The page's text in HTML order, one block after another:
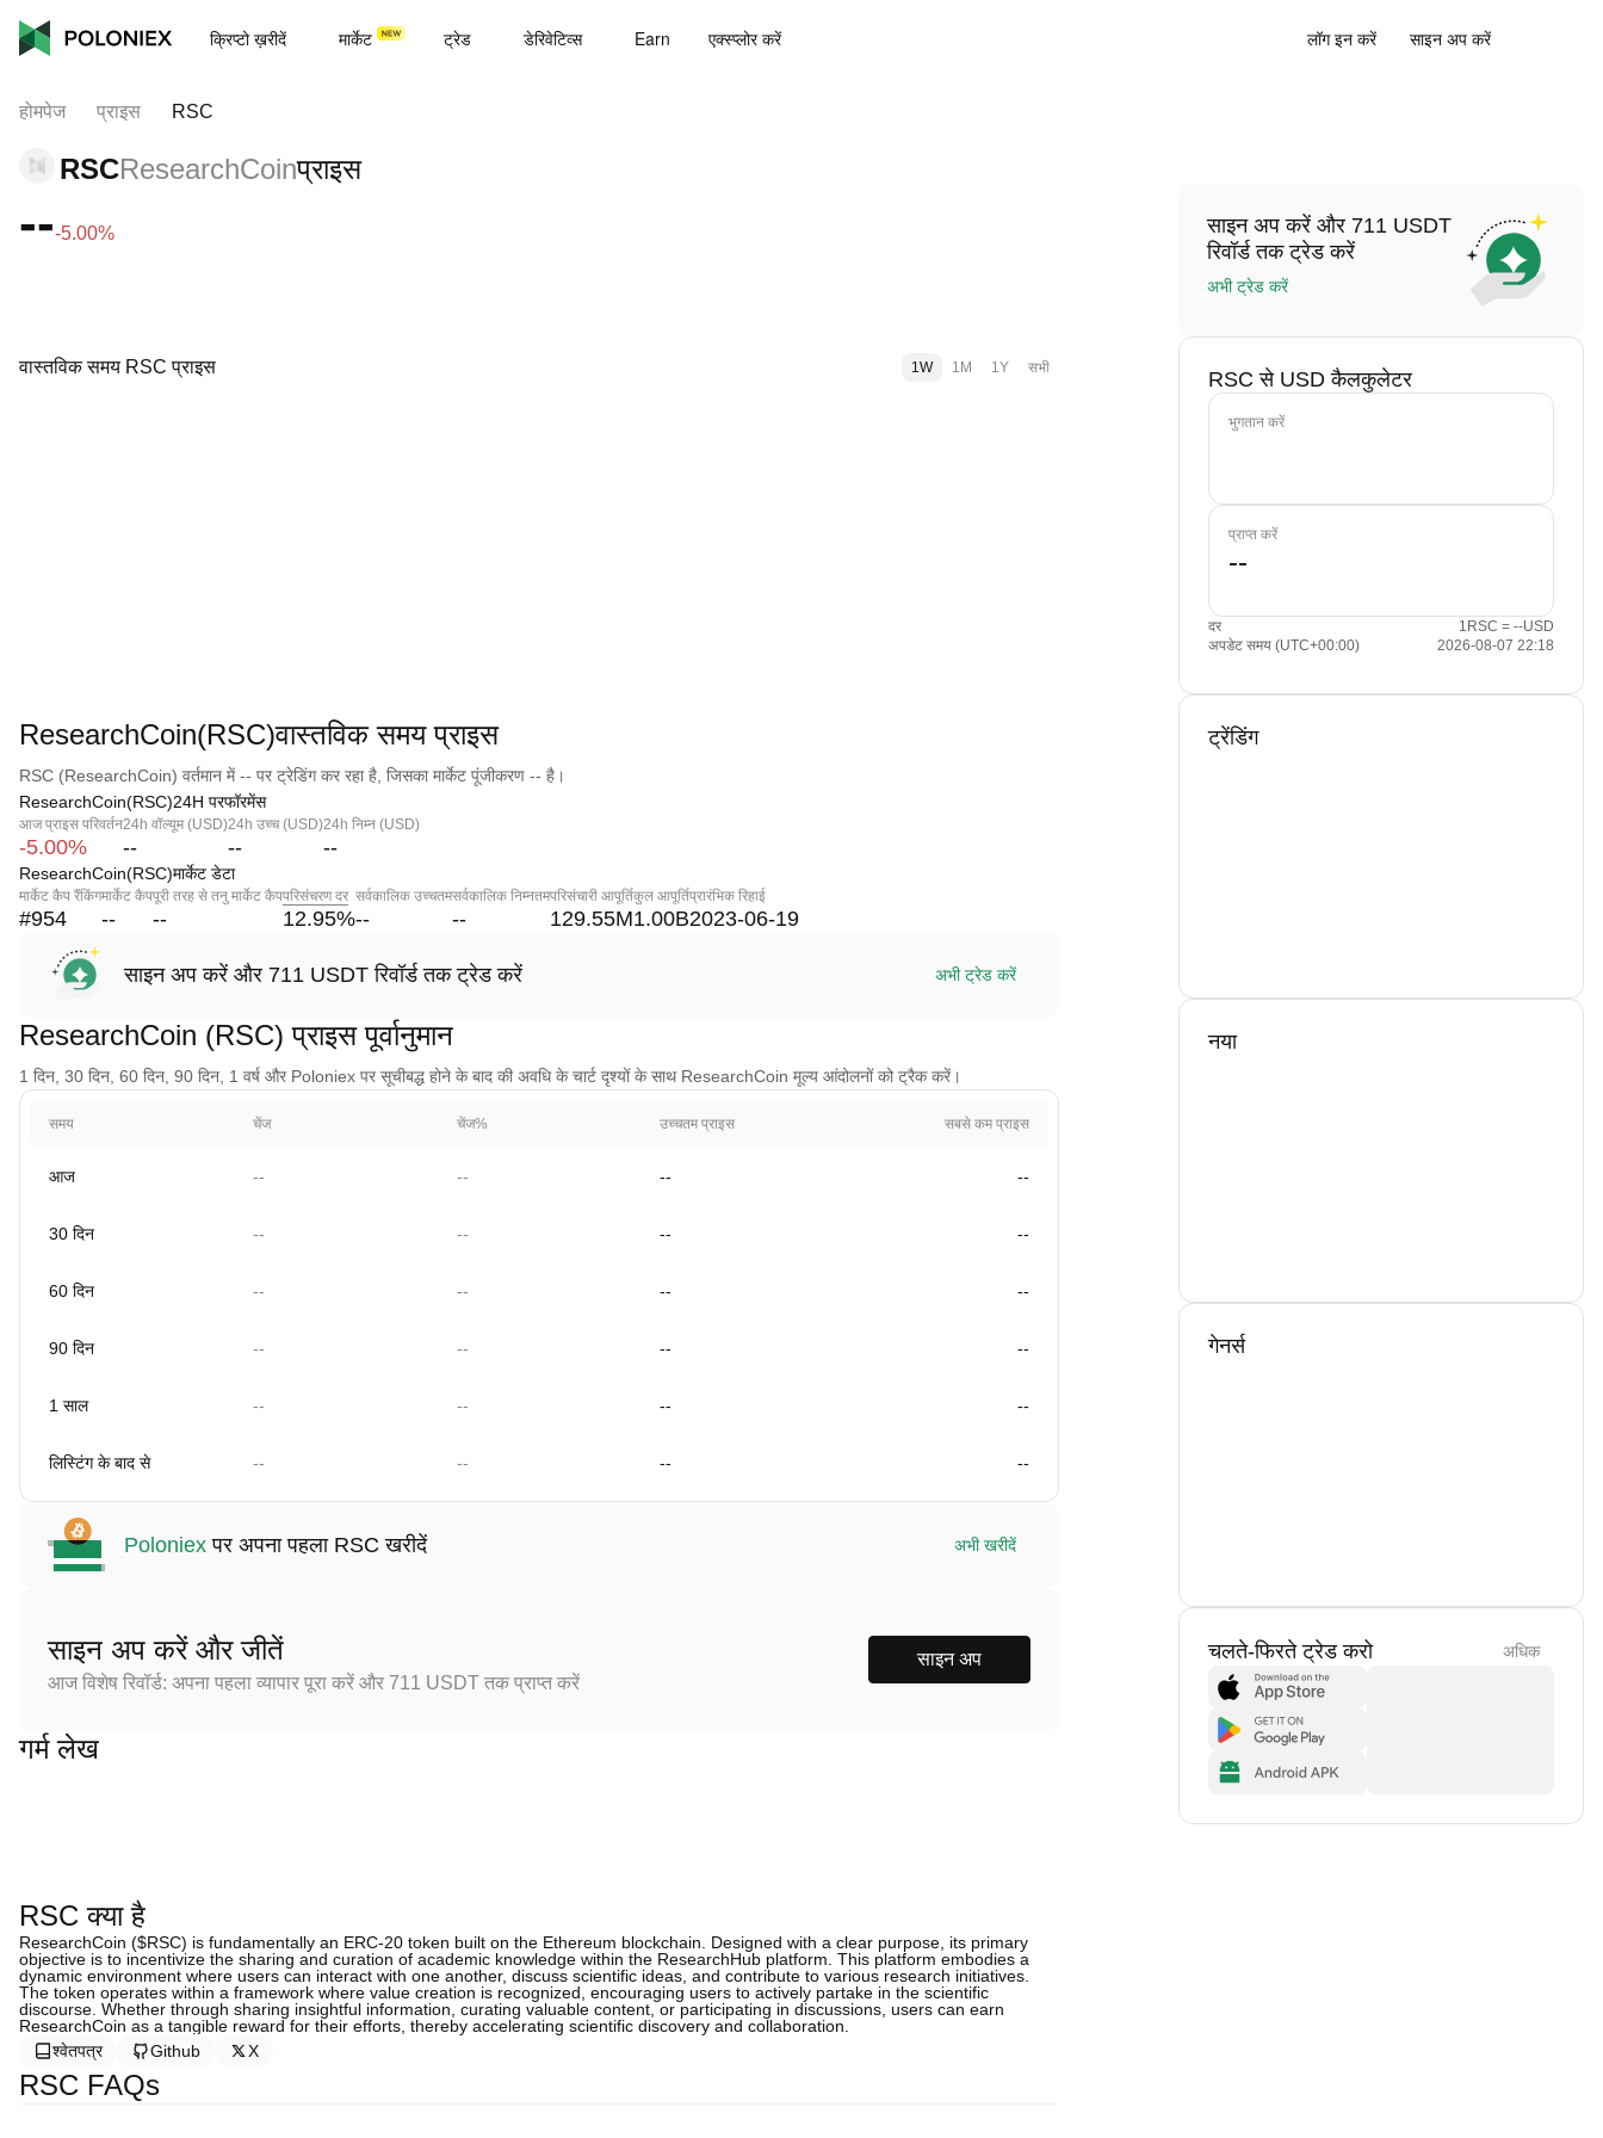
क्रिप्टो ख़रीदें मार्केट ट्रेड डेरिवेटिव्स Earn एक्स्प्लोर करें लॉग इन करें साइन अप करें
होमपेज प्राइस RSC
RSCResearchCoinप्राइस
---5.00%
वास्तविक समय RSC प्राइस 1W 1M 1Y सभी
ResearchCoin(RSC)वास्तविक समय प्राइस
RSC (ResearchCoin) वर्तमान में -- पर ट्रेडिंग कर रहा है, जिसका मार्केट पूंजीकरण -- है।
ResearchCoin(RSC)24H परफॉरमेंस
आज प्राइस परिवर्तन
-5.00%
24h वॉल्यूम (USD)
--
24h उच्च (USD)
--
24h निम्न (USD)
--
ResearchCoin(RSC)मार्केट डेटा
मार्केट कैप रैंकिंग
#954
मार्केट कैप
--
पूरी तरह से तनु मार्केट कैप
--
परिसंचरण दर
12.95%
सर्वकालिक उच्चतम
--
सर्वकालिक निम्नतम
--
परिसंचारी आपूर्ति
129.55M
कुल आपूर्ति
1.00B
प्रारंभिक रिहाई
2023-06-19
साइन अप करें और 711 USDT रिवॉर्ड तक ट्रेड करें अभी ट्रेड करें
ResearchCoin (RSC) प्राइस पूर्वानुमान
1 दिन, 30 दिन, 60 दिन, 90 दिन, 1 वर्ष और Poloniex पर सूचीबद्ध होने के बाद की अवधि के चार्ट दृश्यों के साथ ResearchCoin मूल्य आंदोलनों को ट्रैक करें।
समय चेंज चेंज% उच्चतम प्राइस सबसे कम प्राइस
आज -- -- -- --
30 दिन -- -- -- --
60 दिन -- -- -- --
90 दिन -- -- -- --
1 साल -- -- -- --
लिस्टिंग के बाद से -- -- -- --
Poloniex पर अपना पहला RSC खरीदें अभी खरीदें
साइन अप करें और जीतें
आज विशेष रिवॉर्ड: अपना पहला व्यापार पूरा करें और 711 USDT तक प्राप्त करें
साइन अप
गर्म लेख
RSC क्या है
ResearchCoin ($RSC) is fundamentally an ERC-20 token built on the Ethereum blockchain. Designed with a clear purpose, its primary
objective is to incentivize the sharing and curation of academic knowledge within the ResearchHub platform. This platform embodies a
dynamic environment where users can interact with one another, discuss scientific ideas, and contribute to various research initiatives.
The token operates within a framework where value creation is recognized, encouraging users to actively partake in the scientific
discourse. Whether through sharing insightful information, curating valuable content, or participating in discussions, users can earn
ResearchCoin as a tangible reward for their efforts, thereby accelerating scientific discovery and collaboration.
श्वेतपत्र
Github X
RSC FAQs
साइन अप करें और 711 USDT
रिवॉर्ड तक ट्रेड करें
अभी ट्रेड करें
RSC से USD कैलकुलेटर
भुगतान करें
प्राप्त करें
दर
1RSC = --USD
अपडेट समय (UTC+00:00)
2026-08-07 22:18
ट्रेंडिंग
नया
गेनर्स
चलते-फिरते ट्रेड करो अधिक